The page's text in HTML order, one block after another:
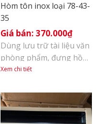
Hòm tôn inox loại 78-43-
35
370.000₫
Dùng lưu trữ tài liệu văn
phòng phẩm, đựng hồ
sơ, sổ sách kế toán thuế
phòng. • Dùng đựng
tiền, đựng đồ chứng từ
trong các ngân hàng. •
Xem chi tiết